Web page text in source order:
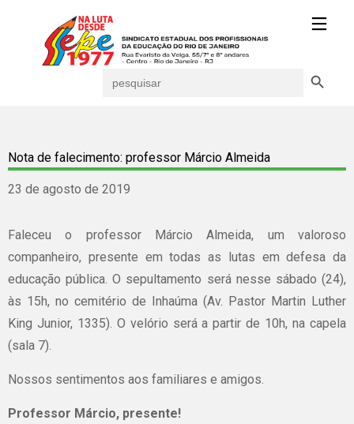
for:
Nota de falecimento: professor Márcio Almeida
23 de agosto de 2019
Faleceu o professor Márcio Almeida, um valoroso
companheiro, presente em todas as lutas em defesa da
educação pública. O sepultamento será nesse sábado (24),
às 15h, no cemitério de Inhaúma (Av. Pastor Martin Luther
King Junior, 1335). O velório será a partir de 10h, na capela
(sala 7).
Nossos sentimentos aos familiares e amigos.
Professor Márcio, presente!